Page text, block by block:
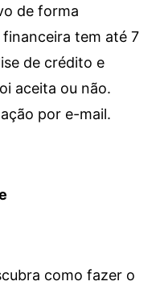
de forma
tem até 7
de crédito e
aceita ou não.
por e-mail.
como fazer o